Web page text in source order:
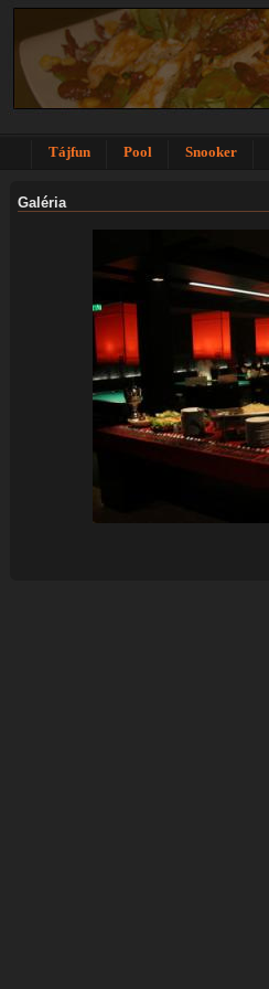
Tájfun Pool Snooker
Galéria